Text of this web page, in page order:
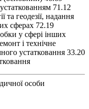
71.12
та геодезії, надання
сферах 72.19
у сфері інших
і технічне
устатковання 33.20
особи